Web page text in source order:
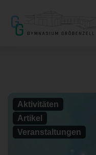
Aktivitäten
Artikel
Veranstaltungen